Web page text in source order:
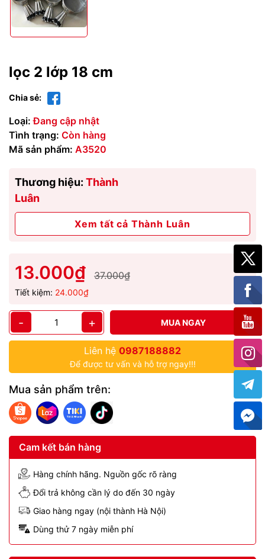
lọc 2 lớp 18 cm
Chia sẻ:
Loại: Đang cập nhật
Tình trạng: Còn hàng
Mã sản phẩm: A3520
Thương hiệu: Thành
Luân
Xem tất cả Thành Luân
13.000₫ 37.000₫
Tiết kiệm: 24.000₫
- + MUA NGAY
Liên hệ 0987188882
Để được tư vấn và hỗ trợ ngay!!!
Mua sản phẩm trên:
Cam kết bán hàng
Hàng chính hãng. Nguồn gốc rõ ràng
Đổi trả không cần lý do đến 30 ngày
Giao hàng ngay (nội thành Hà Nội)
Dùng thử 7 ngày miễn phí